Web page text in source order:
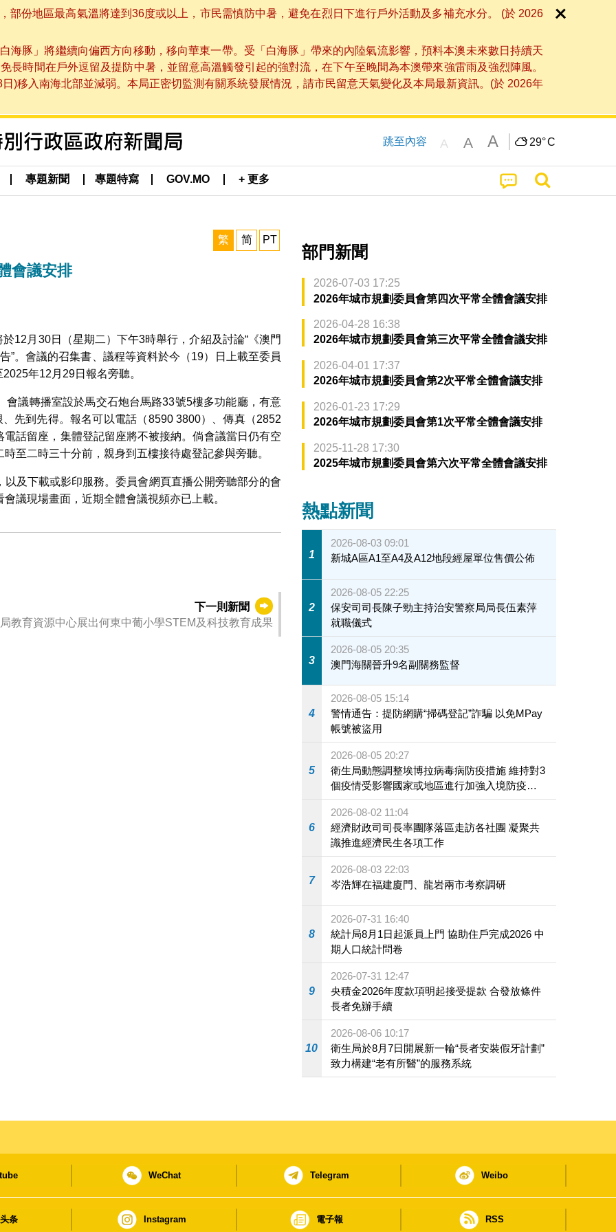
部份地區最高氣溫將達到36度或以上，市民需慎防中暑，避免在烈日下進行戶外活動及多補充水分。 (於 2026
海豚」將繼續向偏西方向移動，移向華東一帶。受「白海豚」帶來的內陸氣流影響，預料本澳未來數日持續天
長時間在戶外逗留及提防中暑，並留意高溫觸發引起的強對流，在下午至晚間為本澳帶來強雷雨及強烈陣風。
)移入南海北部並減弱。本局正密切監測有關系統發展情況，請市民留意天氣變化及本局最新資訊。(於 2026年
跳至內容 A A A 29°C
專題新聞 專題特寫 GOV.MO + 更多
繁 简 PT
會議安排
12月30日（星期二）下午3時舉行，介紹及討論“《澳門
”。會議的召集書、議程等資料於今（19）日上載至委員
年12月29日報名旁聽。
議轉播室設於馬交石炮台馬路33號5樓多功能廳，有意
先到先得。報名可以電話（8590 3800）、傳真（2852
電話留座，集體登記留座將不被接納。倘會議當日仍有空
至二時三十分前，親身到五樓接待處登記參與旁聽。
及下載或影印服務。委員會網頁直播公開旁聽部分的會
議現場畫面，近期全體會議視頻亦已上載。
下一則新聞
教育資源中心展出何東中葡小學STEM及科技教育成果
部門新聞
2026-07-03 17:25
2026年城市規劃委員會第四次平常全體會議安排
2026-04-28 16:38
2026年城市規劃委員會第三次平常全體會議安排
2026-04-01 17:37
2026年城市規劃委員會第2次平常全體會議安排
2026-01-23 17:29
2026年城市規劃委員會第1次平常全體會議安排
2025-11-28 17:30
2025年城市規劃委員會第六次平常全體會議安排
熱點新聞
1
2026-08-03 09:01
新城A區A1至A4及A12地段經屋單位售價公佈
2
2026-08-05 22:25
保安司司長陳子勁主持治安警察局局長伍素萍
就職儀式
3
2026-08-05 20:35
澳門海關晉升9名副關務監督
4
2026-08-05 15:14
警情通告：提防網購“掃碼登記”詐騙 以免MPay
帳號被盜用
5
2026-08-05 20:27
衛生局動態調整埃博拉病毒病防疫措施 維持對3
個疫情受影響國家或地區進行加強入境防疫措
施
6
2026-08-02 11:04
經濟財政司司長率團隊落區走訪各社團 凝聚共
識推進經濟民生各項工作
7
2026-08-03 22:03
岑浩輝在福建廈門、龍岩兩市考察調研
8
2026-07-31 16:40
統計局8月1日起派員上門 協助住戶完成2026 中
期人口統計問卷
9
2026-07-31 12:47
央積金2026年度款項明起接受提款 合發放條件
長者免辦手續
10
2026-08-06 10:17
衛生局於8月7日開展新一輪“長者安裝假牙計劃”
致力構建“老有所醫”的服務系統
WeChat Telegram Weibo
条 Instagram 電子報 RSS